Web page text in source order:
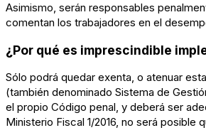
Asimismo, serán responsables
comentan los trabajadores en el
¿Por qué es imprescindible
Sólo podrá quedar exenta, o atenuar
(también denominado Sistema de
el propio Código penal, y deberá ser
Ministerio Fiscal 1/2016, no será